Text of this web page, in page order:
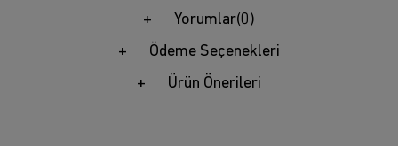
Yorumlar(0)
Ödeme Seçenekleri
Ürün Önerileri